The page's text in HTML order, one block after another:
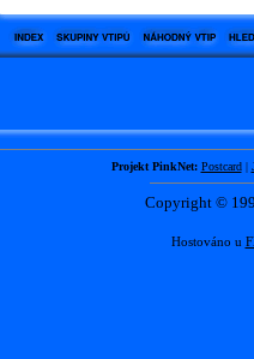
Projekt PinkNet: Postcard|
Copyright ©
Hostováno u